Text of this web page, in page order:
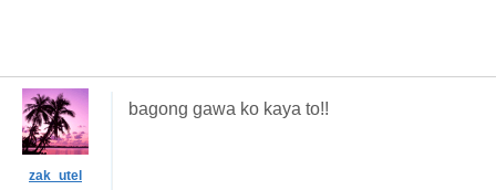
zak_utel
bagong gawa ko kaya to!!